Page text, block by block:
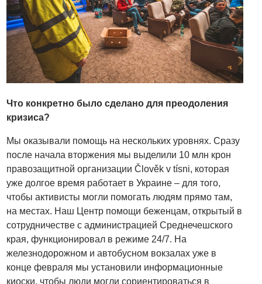
Что конкретно было сделано для преодоления
кризиса?
Мы оказывали помощь на нескольких уровнях. Сразу
после начала вторжения мы выделили 10 млн крон
правозащитной организации Člověk v tísni, которая
уже долгое время работает в Украине – для того,
чтобы активисты могли помогать людям прямо там,
на местах. Наш Центр помощи беженцам, открытый в
сотрудничестве с администрацией Среднечешского
края, функционировал в режиме 24/7. На
железнодорожном и автобусном вокзалах уже в
конце февраля мы установили информационные
киоски, чтобы люди могли сориентироваться в